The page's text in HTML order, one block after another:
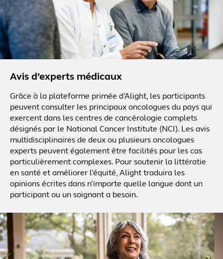
Avis d’experts médicaux
Grâce à la plateforme primée d’Alight, les participants
peuvent consulter les principaux oncologues du pays qui
exercent dans les centres de cancérologie complets
désignés par le National Cancer Institute (NCI). Les avis
multidisciplinaires de deux ou plusieurs oncologues
experts peuvent également être facilités pour les cas
particulièrement complexes. Pour soutenir la littératie
en santé et améliorer l’équité, Alight traduira les
opinions écrites dans n’importe quelle langue dont un
participant ou un soignant a besoin.